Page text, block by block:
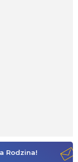
Rodzina!